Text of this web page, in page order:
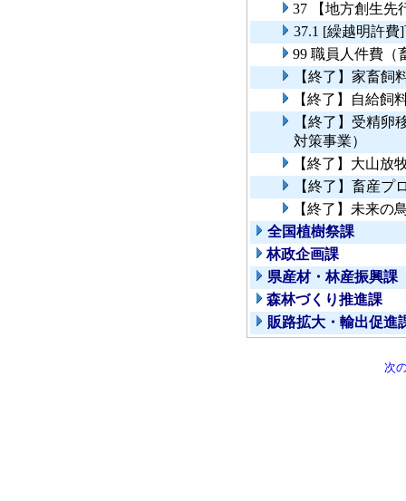
37 【地方創生先
37.1 [繰越明許
99 職員人件費（
【終了】家畜飼
【終了】自給飼
【終了】受精卵
対策事業）
【終了】大山放
【終了】畜産プ
【終了】未来の
全国植樹祭課
林政企画課
県産材・林産振興課
森林づくり推進課
販路拡大・輸出促進
次